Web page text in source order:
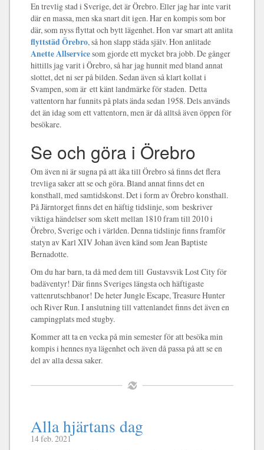
En trevlig stad i Sverige, det är Örebro. Eller jag har inte varit
där en massa, men ska snart dit igen. Har en kompis som bor
där, som nyss flyttat och bytt lägenhet. Hon var smart att anlita
flyttstäd Örebro, så hon slapp städa själv. Hon anlitade
Anette Allservicesom gjorde ett mycket bra jobb. De gånger
hittills jag varit i Örebro, så har jag hunnit med bland annat
slottet, det ni ser på bilden. Sedan även så klart kollat i
Svampen, som är ett känt landmärke för staden. Detta
vattentorn har funnits på plats ända sedan 1958. Dels används
det än idag som ett vattentorn, men är då alltså även öppen för
besökare.
Se och göra i Örebro
Om även ni är sugna på att åka till Örebro så finns det flera
trevliga saker att se och göra. Bland annat finns det en
konsthall, med samtidskonst. Det i form av Örebro konsthall.
På Järntorget finns det en häftig tidslinje, som beskriver
viktiga händelser som skett mellan 1810 fram till 2010 i
Örebro, Sverige och i världen. Denna tidslinje finns framför
statyn av Karl XIV Johan även känd som Jean Baptiste
Bernadotte.
Om du har barn, ta då med dem till Gustavsvik Lost City för
badäventyr! Där finns Sveriges längsta och häftigaste
vattenrutschbanor! De heter Jungle Escape, Treasure Hunter
och River Run. I anslutning till vattenlandet finns det även en
campingplats med stugby.
Kommer att ta en vecka på min semester för att besöka min
kompis i hennes nya lägenhet och även då passa på att se en
del av alla dessa saker.
Alla hjärtans dag
14 feb. 2021